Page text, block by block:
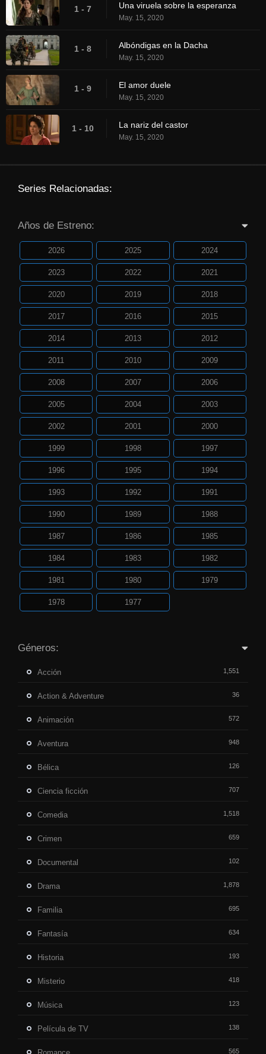
1 - 7 Una viruela sobre la esperanza
May. 15, 2020
1 - 8 Albóndigas en la Dacha
May. 15, 2020
1 - 9 El amor duele
May. 15, 2020
1 - 10 La nariz del castor
May. 15, 2020
Series Relacionadas:
Años de Estreno:
2026 2025 2024
2023 2022 2021
2020 2019 2018
2017 2016 2015
2014 2013 2012
2011 2010 2009
2008 2007 2006
2005 2004 2003
2002 2001 2000
1999 1998 1997
1996 1995 1994
1993 1992 1991
1990 1989 1988
1987 1986 1985
1984 1983 1982
1981 1980 1979
1978 1977
Géneros:
Acción 1,551
Action & Adventure 36
Animación 572
Aventura 948
Bélica 126
Ciencia ficción 707
Comedia 1,518
Crimen 659
Documental 102
Drama 1,878
Familia 695
Fantasía 634
Historia 193
Misterio 418
Música 123
Película de TV 138
565